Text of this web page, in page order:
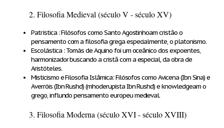
2. Filosofia Medieval (século V - século XV)
Patrística: Filósofos como Santo Agostinhoam cristão o
pensamento com a filosofia grega especialmente, o platonismo.
Escolástica : Tomás de Aquino foi um oceânico dos expoentes,
harmonizador buscando a cristã com a especial, da obra de
Aristóteles.
Misticismo e Filosofia Islâmica: Filósofos como Avicena (Ibn Sina) e
Averróis (Ibn Rushd) (mhoderupista Ibn Rushd) e knowledgeam o
grego, influndo pensamento europeu medieval.
3. Filosofia Moderna (século XVI - século XVIII)